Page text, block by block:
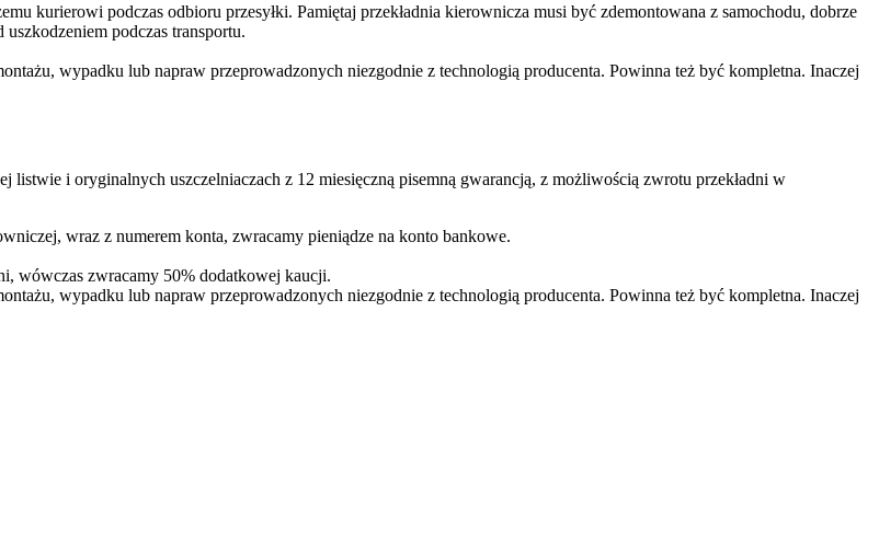
kurierowi podczas odbioru przesyłki. Pamiętaj przekładnia kierownicza musi być zdemontowana z samochodu, dobrze
podczas transportu.
wypadku lub napraw przeprowadzonych niezgodnie z technologią producenta. Powinna też być kompletna. Inaczej
listwie i oryginalnych uszczelniaczach z 12 miesięczną pisemną gwarancją, z możliwością zwrotu przekładni w
wraz z numerem konta, zwracamy pieniądze na konto bankowe.
wówczas zwracamy 50% dodatkowej kaucji.
wypadku lub napraw przeprowadzonych niezgodnie z technologią producenta. Powinna też być kompletna. Inaczej